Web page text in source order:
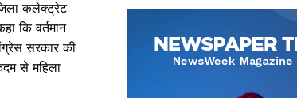
कलेक्ट्रेट
कि वर्तमान
सरकार की
से महिला